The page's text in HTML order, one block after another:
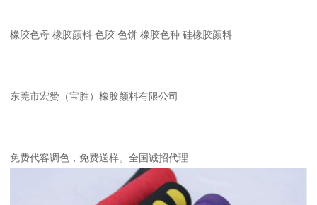
橡胶色母 橡胶颜料 色胶 色饼 橡胶色种 硅橡胶颜料
东莞市宏赞（宝胜）橡胶颜料有限公司
免费代客调色，免费送样。全国诚招代理